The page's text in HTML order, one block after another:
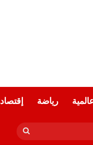
رياضة إقتصاد
بحث